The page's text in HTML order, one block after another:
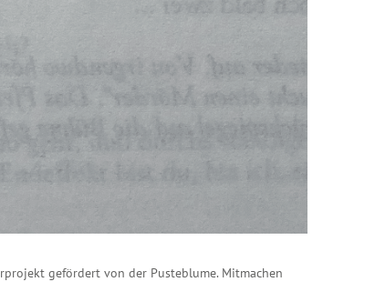
gefördert von der Pusteblume. Mitmachen